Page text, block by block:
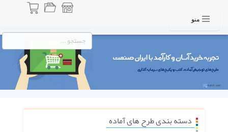
منو
دسته بندی طرح های آماده